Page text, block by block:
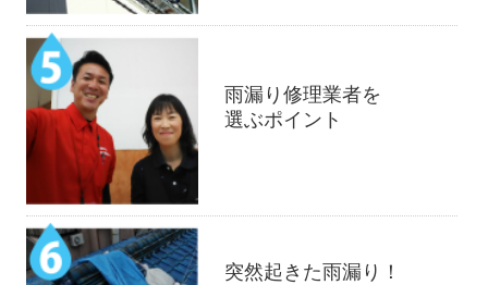
雨漏り修理業者を
選ぶポイント
突然起きた雨漏り！